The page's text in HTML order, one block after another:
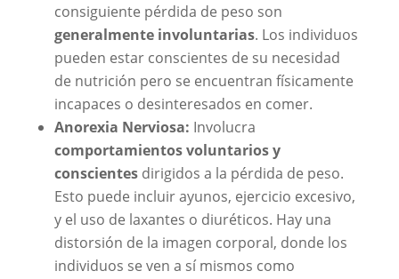
consiguiente pérdida de peso son
generalmente involuntarias. Los individuos
pueden estar conscientes de su necesidad
de nutrición pero se encuentran físicamente
incapaces o desinteresados en comer.
Anorexia Nerviosa: Involucra
comportamientos voluntarios y
conscientes dirigidos a la pérdida de peso.
Esto puede incluir ayunos, ejercicio excesivo,
y el uso de laxantes o diuréticos. Hay una
distorsión de la imagen corporal, donde los
individuos se ven a sí mismos como